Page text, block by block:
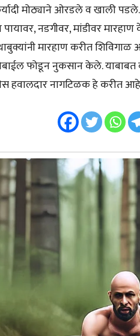
मोठ्याने ओरडले व खाली
पायावर, नडगीवर, मांडीवर
मारहाण करीत
फोडून नुकसान केले.
हवालदार नागटिळक हे करीत